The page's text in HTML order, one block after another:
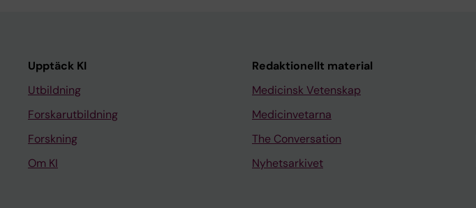
Upptäck KI
Utbildning
Forskarutbildning
Forskning
Om KI
Redaktionellt material
Medicinsk Vetenskap
Medicinvetarna
The Conversation
Nyhetsarkivet